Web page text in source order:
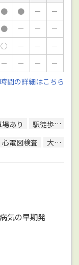
● ● －
－
● － －
－
○ － －
－
－ － －
－
間の詳細はこちら
あり
駅徒歩5分圏内
心電図検査 大腸生検
気の早期発